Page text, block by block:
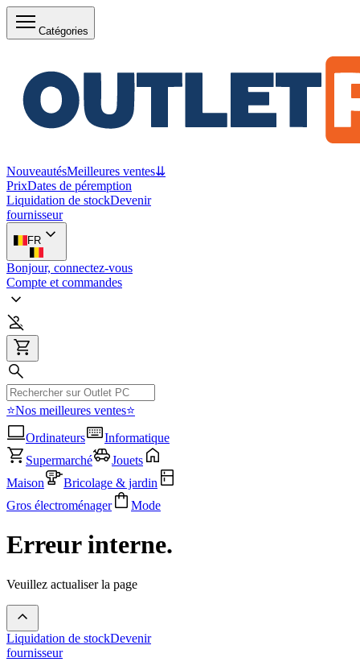
Catégories
NouveautésMeilleures ventes⇊
PrixDates de péremption
Liquidation de stockDevenir
fournisseur
FR
Bonjour, connectez-vous
Compte et commandes
⭐Nos meilleures ventes⭐
Ordinateurs
Informatique
Supermarché
Jouets
Maison
Bricolage & jardin
Gros électroménager
Mode
Erreur interne.
Veuillez actualiser la page
Liquidation de stockDevenir
fournisseur